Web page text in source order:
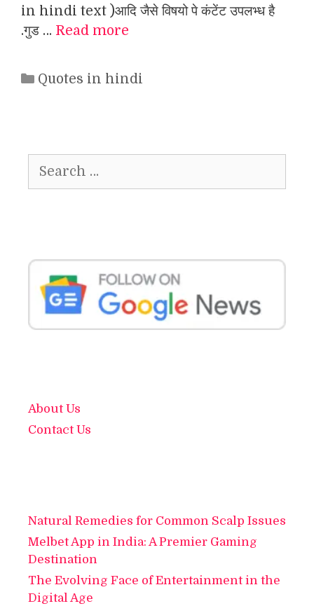
in hindi text )आदि जैसे विषयो पे कंटेंट उपलभ्ध है
.गुड … Read more
Categories
Quotes in hindi
for:
About Us
Contact Us
Natural Remedies for Common Scalp Issues
Melbet App in India: A Premier Gaming
Destination
The Evolving Face of Entertainment in the
Digital Age